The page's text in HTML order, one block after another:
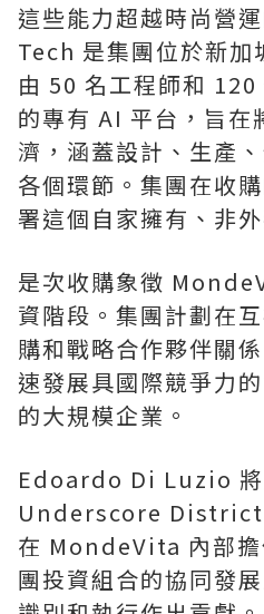
這些能力超越時尚營
Tech 是集團位於新加
由 50 名工程師和
的專有 AI 平台，旨在
濟，涵蓋設計、生產
各個環節。集團在收
署這個自家擁有、非
是次收購象徵
資階段。集團計劃在
購和戰略合作夥伴關
速發展具國際競爭力
的大規模企業。
Edoardo Di Luzio 將
Underscore District
在 MondeVita 內部擔
團投資組合的協同發